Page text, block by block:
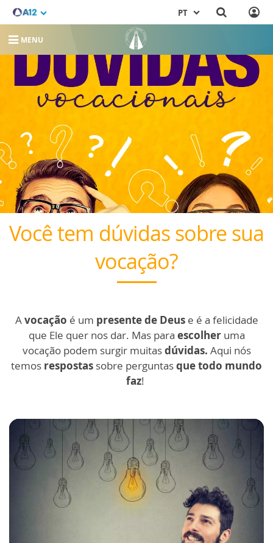
PT
MENU
Você tem dúvidas sobre sua
vocação?
Avocação é um presente de Deus e é a felicidade
que Ele quer nos dar. Mas para escolheruma
vocação podem surgir muitasdúvidas. Aqui nós
temos respostas sobre perguntasque todo mundo
faz!